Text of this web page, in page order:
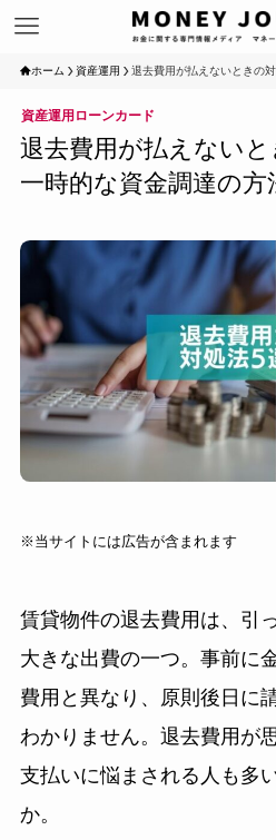
ホーム 資産運用 退去費用が払えないときの
資産運用 ローンカード
退去費用が払えないと
一時的な資金調達の方
※当サイトには広告が含まれます
賃貸物件の退去費用は、引
大きな出費の一つ。事前に
費用と異なり、原則後日に
わかりません。退去費用が
支払いに悩まされる人も多
か。